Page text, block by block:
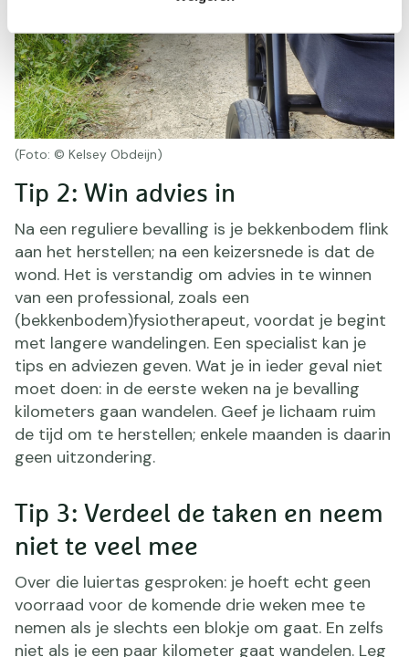
Tip 2: Win advies in
Na een reguliere bevalling is je bekkenbodem flink
aan het herstellen; na een keizersnede is dat de
wond. Het is verstandig om advies in te winnen
van een professional, zoals een
(bekkenbodem)fysiotherapeut, voordat je begint
met langere wandelingen. Een specialist kan je
tips en adviezen geven. Wat je in ieder geval niet
moet doen: in de eerste weken na je bevalling
kilometers gaan wandelen. Geef je lichaam ruim
de tijd om te herstellen; enkele maanden is daarin
geen uitzondering.
(Foto: © Kelsey Obdeijn)
Tip 3: Verdeel de taken en neem
niet te veel mee
Over die luiertas gesproken: je hoeft echt geen
voorraad voor de komende drie weken mee te
nemen als je slechts een blokje om gaat. En zelfs
niet als je een paar kilometer gaat wandelen. Leg